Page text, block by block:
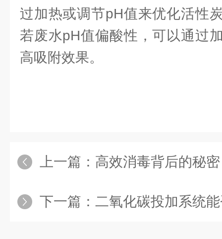
过加热或调节pH值来优化活性
若废水pH值偏酸性，可以通过
高吸附效果。
上一篇： 高效消毒背后的秘密：大型
下一篇： 二氧化碳投加系统能否